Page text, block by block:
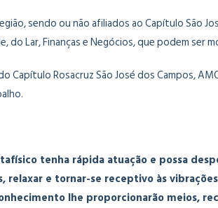
sendo ou não afiliados ao Capítulo São
do Lar, Finanças e Negócios, que podem
Capítulo Rosacruz São José dos Campos,
tenha rápida atuação e possa
relaxar e tornar-se receptivo às
lhe proporcionarão meios,